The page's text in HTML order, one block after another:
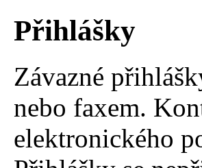
Přihlášky
Závazné
nebo faxem.
elektronického